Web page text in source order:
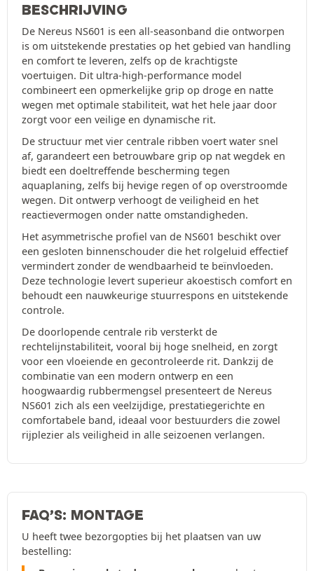
BESCHRIJVING
De Nereus NS601 is een all-seasonband die ontworpen
is om uitstekende prestaties op het gebied van handling
en comfort te leveren, zelfs op de krachtigste
voertuigen. Dit ultra-high-performance model
combineert een opmerkelijke grip op droge en natte
wegen met optimale stabiliteit, wat het hele jaar door
zorgt voor een veilige en dynamische rit.
De structuur met vier centrale ribben voert water snel
af, garandeert een betrouwbare grip op nat wegdek en
biedt een doeltreffende bescherming tegen
aquaplaning, zelfs bij hevige regen of op overstroomde
wegen. Dit ontwerp verhoogt de veiligheid en het
reactievermogen onder natte omstandigheden.
Het asymmetrische profiel van de NS601 beschikt over
een gesloten binnenschouder die het rolgeluid effectief
vermindert zonder de wendbaarheid te beïnvloeden.
Deze technologie levert superieur akoestisch comfort en
behoudt een nauwkeurige stuurrespons en uitstekende
controle.
De doorlopende centrale rib versterkt de
rechtelijnstabiliteit, vooral bij hoge snelheid, en zorgt
voor een vloeiende en gecontroleerde rit. Dankzij de
combinatie van een modern ontwerp en een
hoogwaardig rubbermengsel presenteert de Nereus
NS601 zich als een veelzijdige, prestatiegerichte en
comfortabele band, ideaal voor bestuurders die zowel
rijplezier als veiligheid in alle seizoenen verlangen.
FAQ’S: MONTAGE
U heeft twee bezorgopties bij het plaatsen van uw
bestelling: